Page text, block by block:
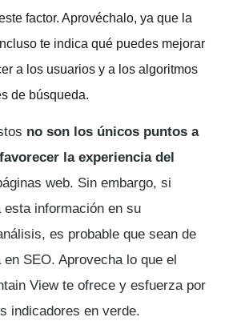
factor. Aprovéchalo, ya que la
te indica qué puedes mejorar
a los usuarios y a los algoritmos
de búsqueda.
no son los únicos puntos a
la experiencia del
web. Sin embargo, si
esta información en su
es probable que sean de
SEO. Aprovecha lo que el
View te ofrece y esfuerza por
indicadores en verde.